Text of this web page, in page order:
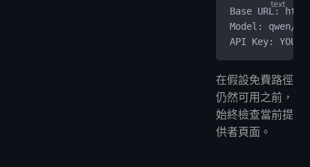
Base URL:
Model: qwen/
API Key:
在假設免費路徑
仍然可用之前，
始終檢查當前提
供者頁面。